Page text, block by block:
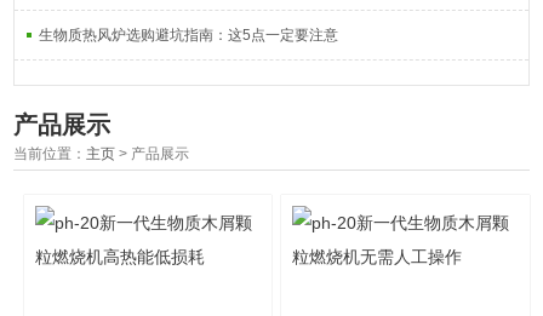
生物质热风炉选购避坑指南：这5点一定要注意
产品展示
当前位置： 主页 > 产品展示